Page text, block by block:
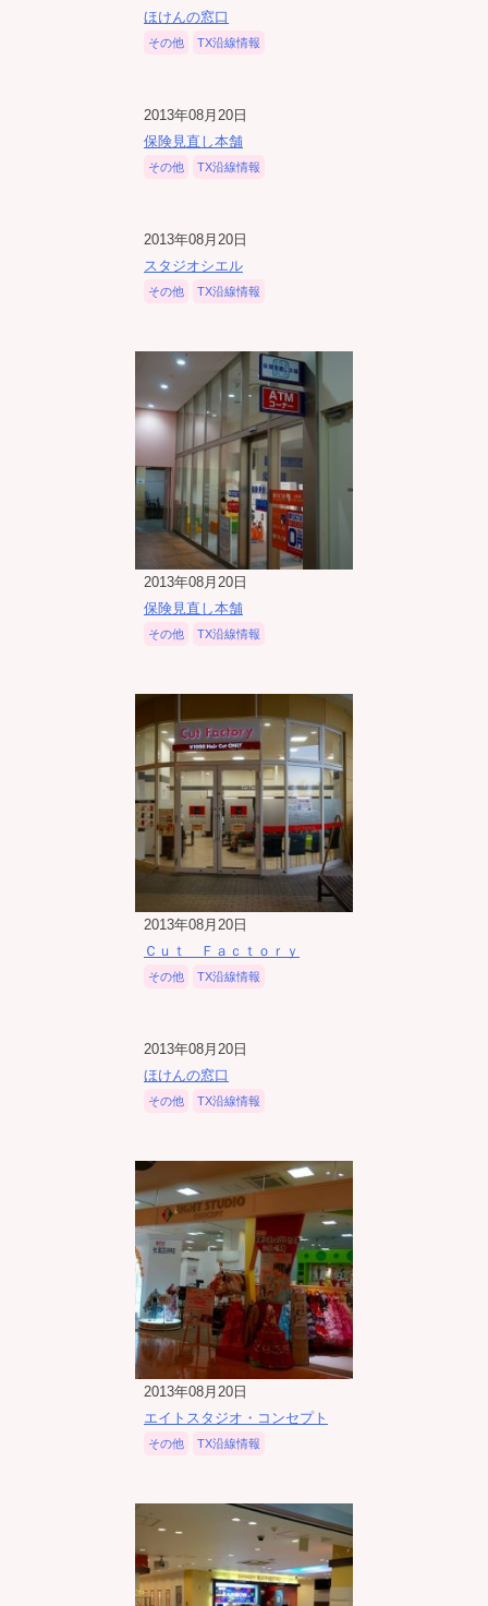
ほけんの窓口
その他 TX沿線情報
2013年08月20日
保険見直し本舗
その他 TX沿線情報
2013年08月20日
スタジオシエル
その他 TX沿線情報
2013年08月20日
保険見直し本舗
その他 TX沿線情報
2013年08月20日
Ｃｕｔ Ｆａｃｔｏｒｙ
その他 TX沿線情報
2013年08月20日
ほけんの窓口
その他 TX沿線情報
2013年08月20日
エイトスタジオ・コンセプト
その他 TX沿線情報